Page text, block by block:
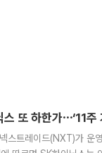
또 하한가⋯‘11주
스트레이드(NXT)가 운